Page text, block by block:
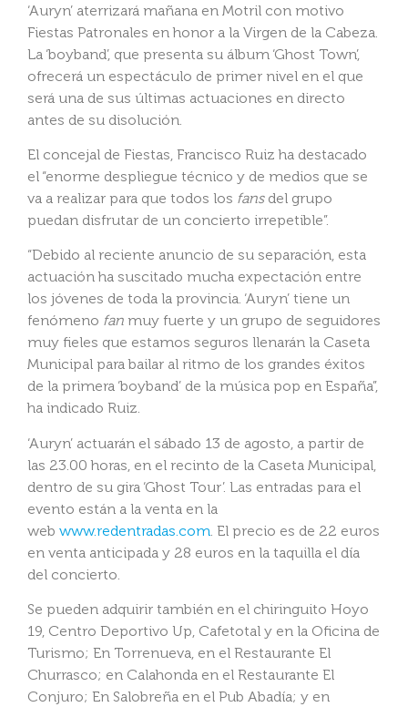
‘Auryn’ aterrizará mañana en Motril con motivo
Fiestas Patronales en honor a la Virgen de la Cabeza.
La ‘boyband’, que presenta su álbum ‘Ghost Town’,
ofrecerá un espectáculo de primer nivel en el que
será una de sus últimas actuaciones en directo
antes de su disolución.
El concejal de Fiestas, Francisco Ruiz ha destacado
el “enorme despliegue técnico y de medios que se
va a realizar para que todos los fansdel grupo
puedan disfrutar de un concierto irrepetible”.
“Debido al reciente anuncio de su separación, esta
actuación ha suscitado mucha expectación entre
los jóvenes de toda la provincia. ‘Auryn’ tiene un
fenómeno fan muy fuerte y un grupo de seguidores
muy fieles que estamos seguros llenarán la Caseta
Municipal para bailar al ritmo de los grandes éxitos
de la primera ‘boyband’ de la música pop en España”,
ha indicado Ruiz.
‘Auryn’ actuarán el sábado 13 de agosto, a partir de
las 23.00 horas, en el recinto de la Caseta Municipal,
dentro de su gira ‘Ghost Tour’. Las entradas para el
evento están a la venta en la
web www.redentradas.com. El precio es de 22 euros
en venta anticipada y 28 euros en la taquilla el día
del concierto.
Se pueden adquirir también en el chiringuito Hoyo
19, Centro Deportivo Up, Cafetotal y en la Oficina de
Turismo; En Torrenueva, en el Restaurante El
Churrasco; en Calahonda en el Restaurante El
Conjuro; En Salobreña en el Pub Abadía; y en